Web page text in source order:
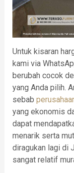
Untuk kisaran
kami via
berubah cocok
yang Anda pilih.
sebab
yang ekonomis
dapat
menarik serta
diragukan lagi di
sangat relatif